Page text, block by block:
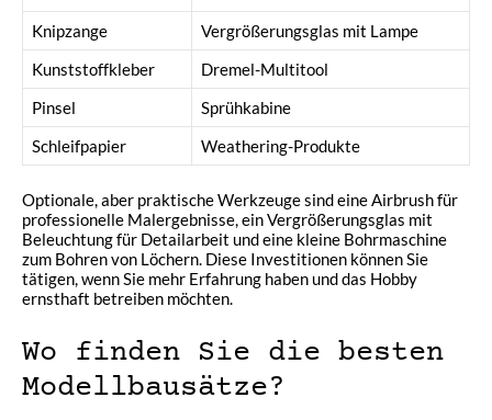
Knipzange
Vergrößerungsglas mit Lampe
Kunststoffkleber
Dremel-Multitool
Pinsel
Sprühkabine
Schleifpapier
Weathering-Produkte
Optionale, aber praktische Werkzeuge sind eine Airbrush für
professionelle Malergebnisse, ein Vergrößerungsglas mit
Beleuchtung für Detailarbeit und eine kleine Bohrmaschine
zum Bohren von Löchern. Diese Investitionen können Sie
tätigen, wenn Sie mehr Erfahrung haben und das Hobby
ernsthaft betreiben möchten.
Wo finden Sie die besten
Modellbausätze?